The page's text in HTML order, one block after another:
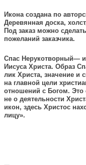
Икона создана по
Деревянная доска,
Под заказ можно
пожеланий заказчика.
Спас Нерукотворный—
Иисуса Христа. Образ
лик Христа, значение и
на главной цели
отношений с Богом. Это
не о деятельности
икон, здесь Христос
лицу».